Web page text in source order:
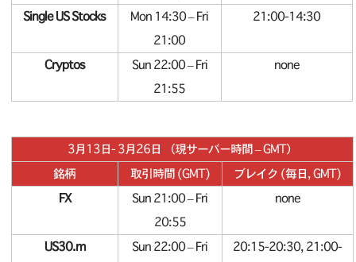
Single US Stocks
Mon 14:30 – Fri
21:00
21:00-14:30
Cryptos
Sun 22:00 – Fri
21:55
none
3月13日- 3月26日 （現サーバー時間 – GMT）
銘柄
取引時間 (GMT)
ブレイク (毎日, GMT)
FX
Sun 21:00 – Fri
20:55
none
US30.m
Sun 22:00 – Fri
20:15-20:30, 21:00-